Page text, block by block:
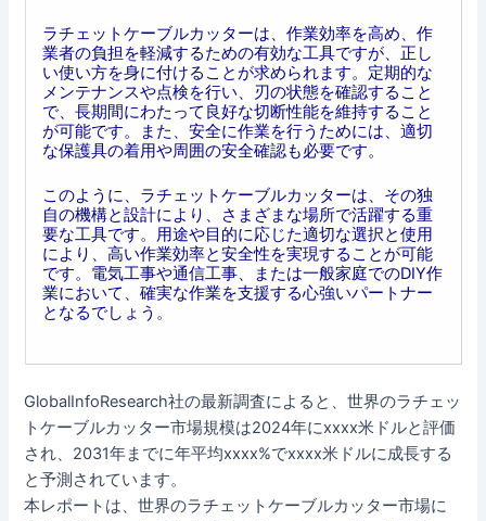
ラチェットケーブルカッターは、作業効率を高め、作
業者の負担を軽減するための有効な工具ですが、正し
い使い方を身に付けることが求められます。定期的な
メンテナンスや点検を行い、刃の状態を確認すること
で、長期間にわたって良好な切断性能を維持すること
が可能です。また、安全に作業を行うためには、適切
な保護具の着用や周囲の安全確認も必要です。
このように、ラチェットケーブルカッターは、その独
自の機構と設計により、さまざまな場所で活躍する重
要な工具です。用途や目的に応じた適切な選択と使用
により、高い作業効率と安全性を実現することが可能
です。電気工事や通信工事、または一般家庭でのDIY作
業において、確実な作業を支援する心強いパートナー
となるでしょう。
GlobalInfoResearch社の最新調査によると、世界のラチェッ
トケーブルカッター市場規模は2024年にxxxx米ドルと評価
され、2031年までに年平均xxxx%でxxxx米ドルに成長する
と予測されています。
本レポートは、世界のラチェットケーブルカッター市場に